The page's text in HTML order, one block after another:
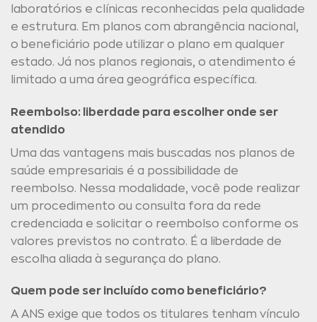
laboratórios e clínicas reconhecidas pela qualidade
e estrutura. Em planos com abrangência nacional,
o beneficiário pode utilizar o plano em qualquer
estado. Já nos planos regionais, o atendimento é
limitado a uma área geográfica específica.
Reembolso: liberdade para escolher onde ser
atendido
Uma das vantagens mais buscadas nos planos de
saúde empresariais é a possibilidade de
reembolso. Nessa modalidade, você pode realizar
um procedimento ou consulta fora da rede
credenciada e solicitar o reembolso conforme os
valores previstos no contrato. É a liberdade de
escolha aliada à segurança do plano.
Quem pode ser incluído como beneficiário?
A ANS exige que todos os titulares tenham vínculo